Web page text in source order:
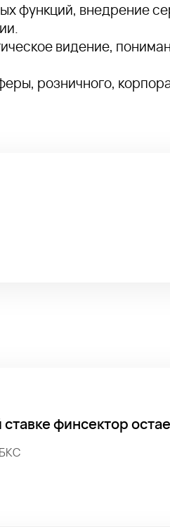
функций, внедрение
видение,
розничного,
финсектор